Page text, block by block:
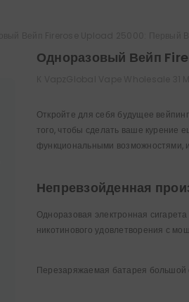
Одноразовый Вейп
Откройте для себя будущее
того, чтобы сделать ваше
функциональными возможностями,
Непревзойденная
Одноразовая электронная
никотинового удовлетворения с
Перезаряжаемая батарея большой